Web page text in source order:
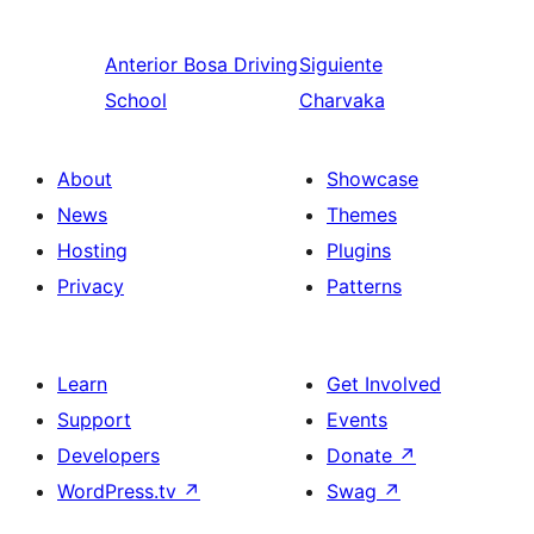
Anterior Bosa Driving
School
Siguiente
Charvaka
About
News
Hosting
Privacy
Showcase
Themes
Plugins
Patterns
Learn
Support
Developers
WordPress.tv ↗
Get Involved
Events
Donate ↗
Swag ↗